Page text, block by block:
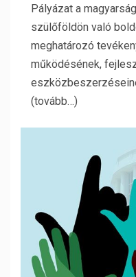
Pályázat a
szülőföldön való
meghatározó
működésének,
(tovább…)